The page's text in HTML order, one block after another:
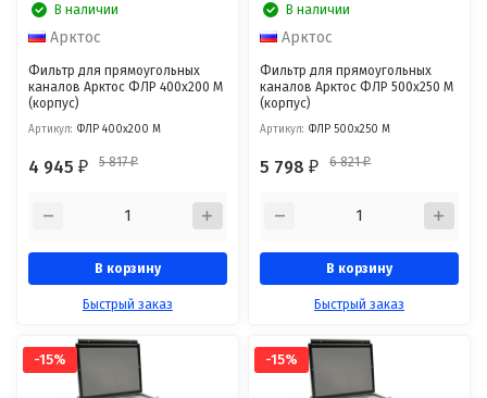
В наличии
Арктос
Фильтр для прямоугольных
каналов Арктос ФЛР 400x200 М
(корпус)
Артикул: ФЛР 400x200 М
4 945₽ 5 817₽
В корзину
Быстрый заказ
В наличии
Арктос
Фильтр для прямоугольных
каналов Арктос ФЛР 500x250 М
(корпус)
Артикул: ФЛР 500x250 М
5 798₽ 6 821₽
В корзину
Быстрый заказ
-15% -15%